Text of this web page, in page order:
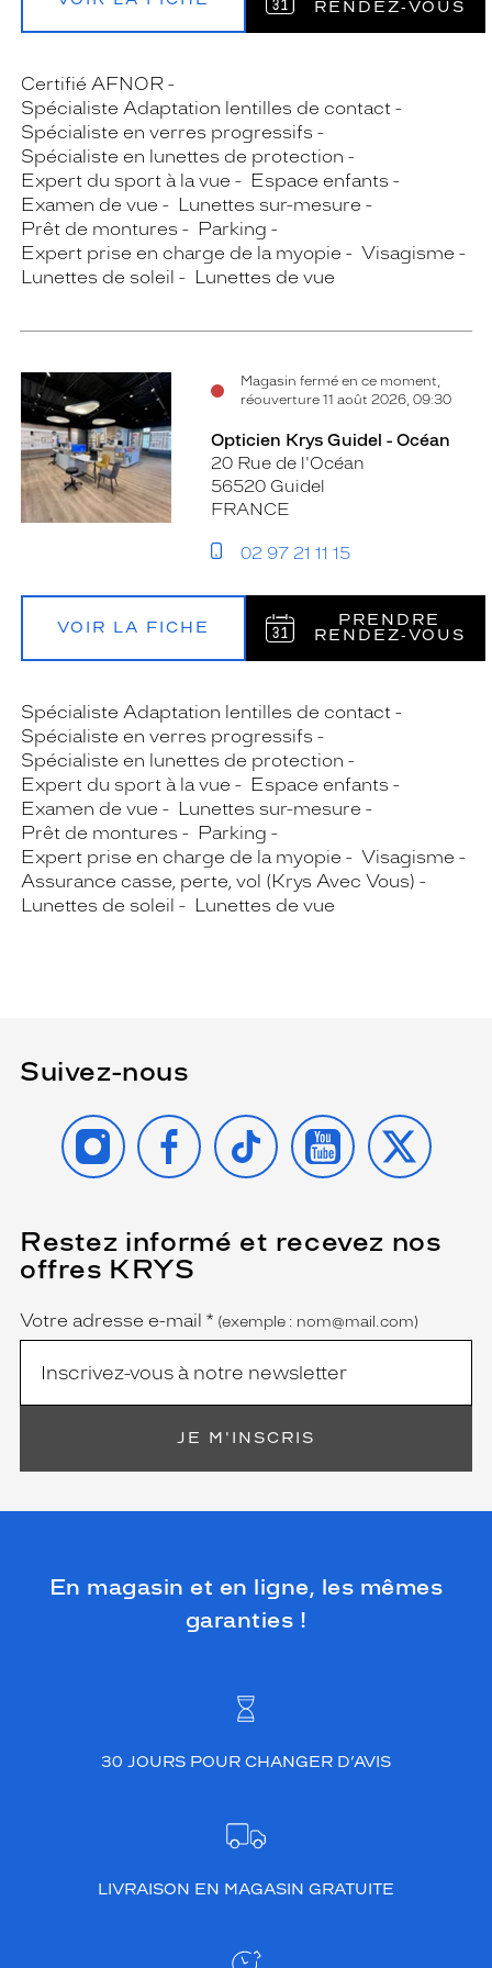
RENDEZ‑VOUS
Certifié AFNOR
Spécialiste Adaptation lentilles de contact
Spécialiste en verres progressifs
Spécialiste en lunettes de protection
Expert du sport à la vue
Espace enfants
Examen de vue
Lunettes sur-mesure
Prêt de montures
Parking
Expert prise en charge de la myopie
Visagisme
Lunettes de soleil
Lunettes de vue
Magasin fermé en ce moment,
réouverture 11 août 2026, 09:30
Opticien Krys Guidel - Océan
20 Rue de l'Océan
56520 Guidel
FRANCE
02 97 21 11 15
VOIR LA FICHE
PRENDRE
RENDEZ‑VOUS
Spécialiste Adaptation lentilles de contact
Spécialiste en verres progressifs
Spécialiste en lunettes de protection
Expert du sport à la vue
Espace enfants
Examen de vue
Lunettes sur-mesure
Prêt de montures
Parking
Expert prise en charge de la myopie
Visagisme
Assurance casse, perte, vol (Krys Avec Vous)
Lunettes de soleil
Lunettes de vue
Suivez-nous
INSTAGRAMFACEBOOK
TIKTOK YOUTUBE
X
Restez informé et recevez nos
offres KRYS
Name
Votre adresse e-mail *
(Ce
champ
est
obligatoire)
(exemple : nom@mail.com)
JE M'INSCRIS
En magasin et en ligne, les mêmes
garanties !
30 JOURS POUR CHANGER D’AVIS
LIVRAISON EN MAGASIN GRATUITE